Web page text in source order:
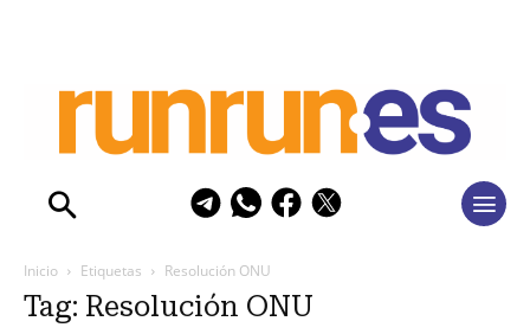
Inicio Etiquetas Resolución ONU
Tag: Resolución ONU